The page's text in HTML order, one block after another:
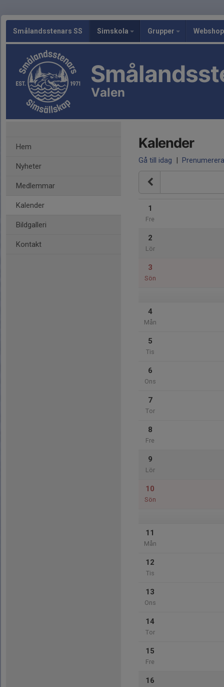
Smålandsstenars SS Simskola Grupper Webshop
Valen
Hem
Nyheter
Medlemmar
Kalender
Bildgalleri
Kontakt
Kalender
Gå till idag | Prenumerera
1
Fre
2
Lör
3
Sön
4
Mån
5
Tis
6
Ons
7
Tor
8
Fre
9
Lör
10
Sön
11
Mån
12
Tis
13
Ons
14
Tor
15
Fre
16